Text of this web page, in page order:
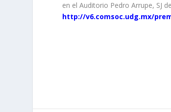
en el Auditorio Pedro Arrupe, SJ
http://v6.comsoc.udg.mx/